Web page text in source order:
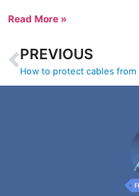
Read More »
PREVIOUS